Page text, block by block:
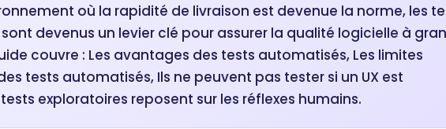
où la rapidité de livraison est devenue la norme, les
devenus un levier clé pour assurer la qualité logicielle à
couvre : Les avantages des tests automatisés, Les limites
tests automatisés, Ils ne peuvent pas tester si un UX est
tests exploratoires reposent sur les réflexes humains.